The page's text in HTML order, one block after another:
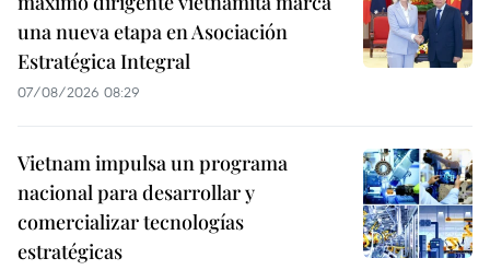
una nueva etapa en Asociación
Estratégica Integral
07/08/2026 08:29
Vietnam impulsa un programa
nacional para desarrollar y
comercializar tecnologías
estratégicas